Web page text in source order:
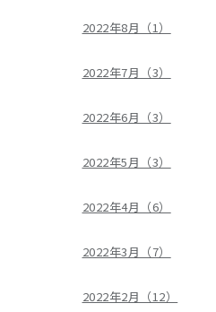
2022年8月（1）
2022年7月（3）
2022年6月（3）
2022年5月（3）
2022年4月（6）
2022年3月（7）
2022年2月（12）